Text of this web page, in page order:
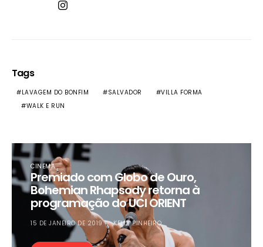
Tags
LAVAGEM DO BONFIM SALVADOR
VILLA FORMA
WALK E RUN
CINEMA
Premiado com Globo de Ouro,
Bohemian Rhapsody retorna à
programação do UCI ORIENT
15 DE JANEIRO DE 2019 KELLY PINHEIRO